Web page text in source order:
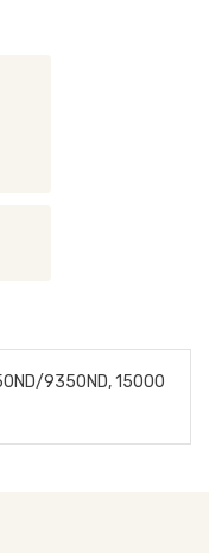
9350ND, 15000